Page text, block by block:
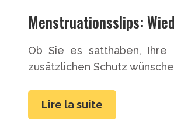
Menstruationsslips:
Ob Sie es satthaben, Ihre
zusätzlichen Schutz
Lire la suite